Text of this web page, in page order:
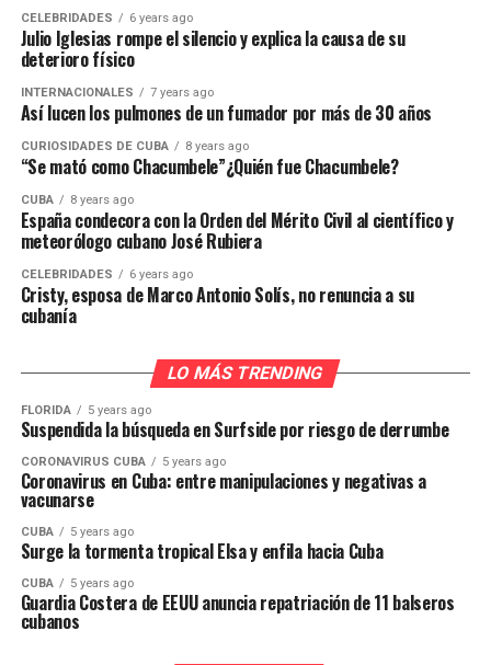
CELEBRIDADES 6 years ago
Julio Iglesias rompe el silencio y explica la causa de su
deterioro físico
INTERNACIONALES 7 years ago
Así lucen los pulmones de un fumador por más de 30 años
CURIOSIDADES DE CUBA 8 years ago
“Se mató como Chacumbele”¿Quién fue Chacumbele?
CUBA 8 years ago
España condecora con la Orden del Mérito Civil al científico y
meteorólogo cubano José Rubiera
CELEBRIDADES 6 years ago
Cristy, esposa de Marco Antonio Solís, no renuncia a su
cubanía
LO MÁS TRENDING
FLORIDA 5 years ago
Suspendida la búsqueda en Surfside por riesgo de derrumbe
CORONAVIRUS CUBA 5 years ago
Coronavirus en Cuba: entre manipulaciones y negativas a
vacunarse
CUBA 5 years ago
Surge la tormenta tropical Elsa y enfila hacia Cuba
CUBA 5 years ago
Guardia Costera de EEUU anuncia repatriación de 11 balseros
cubanos